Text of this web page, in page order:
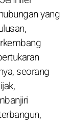
yang
seorang